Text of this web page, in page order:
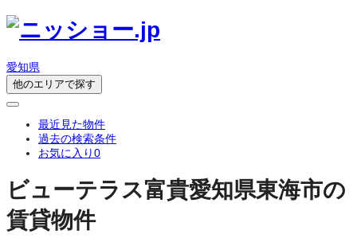
愛知県
他のエリアで探す
最近見た物件
過去の検索条件
お気に入り0
ビューテラス富貴愛知県東海市の
賃貸物件